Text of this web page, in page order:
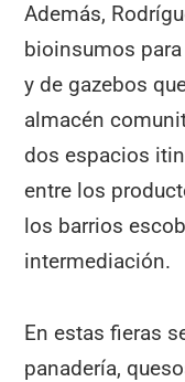
Además,
bioinsumos
y de gazebos
almacén
dos espacios
entre los
los barrios
intermediación.
En estas fieras
panadería,